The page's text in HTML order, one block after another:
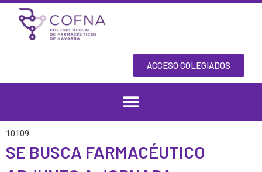
Skip
content
ACCESO COLEGIADOS
10109
SE BUSCA FARMACÉUTICO